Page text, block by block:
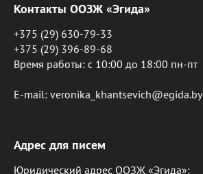
Контакты ООЗЖ «Эгида»
+375 (29) 630-79-33
+375 (29) 396-89-68
Время работы: c 10:00 до 18:00 пн-пт
E-mail: veronika_khantsevich@egida.by
Адрес для писем
Юридический адрес ООЗЖ «Эгида»: